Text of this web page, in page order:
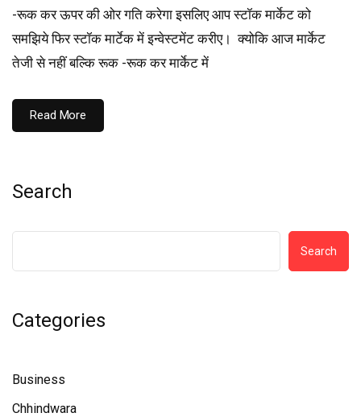
-रूक कर ऊपर की ओर गति करेगा इसलिए आप स्टॉक मार्केट को
समझिये फिर स्टॉक मार्टेक में इन्वेस्टमेंट करीए। क्योकि आज मार्केट
तेजी से नहीं बल्कि रूक -रूक कर मार्केट में
Read More
Search
Search
Categories
Business
Chhindwara